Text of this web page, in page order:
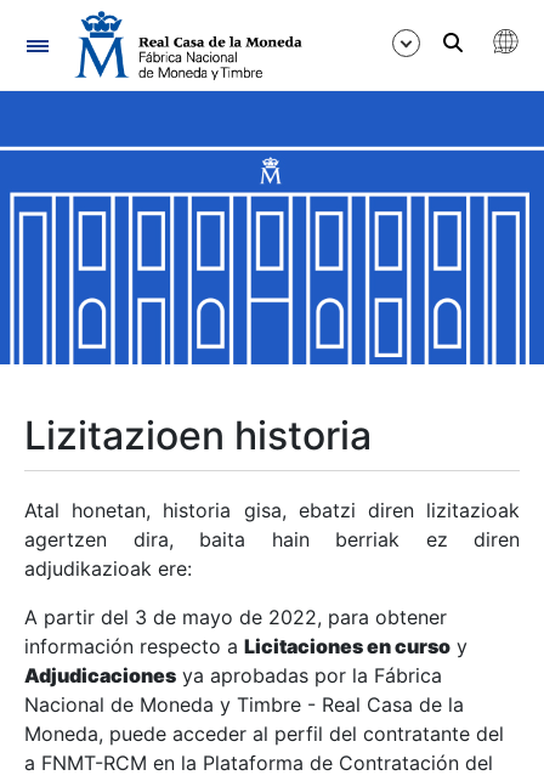
Nabigazioa
Erakutsi/Ezkutatu
Erakutsi/Ezkutatu
Erakutsi/Ezkutatu
Erakutsi/Ezkutatu
Erakutsi/Ezkutatu
Erakutsi/Ezkutatu
Erakutsi/Ezkutatu
Lizitazioen historia
Atal honetan, historia gisa, ebatzi diren lizitazioak
agertzen dira, baita hain berriak ez diren
adjudikazioak ere:
A partir del 3 de mayo de 2022, para obtener
información respecto a Licitaciones en curso y
Adjudicaciones ya aprobadas por la Fábrica
Nacional de Moneda y Timbre - Real Casa de la
Moneda, puede acceder al perfil del contratante del
a FNMT-RCM en la Plataforma de Contratación del